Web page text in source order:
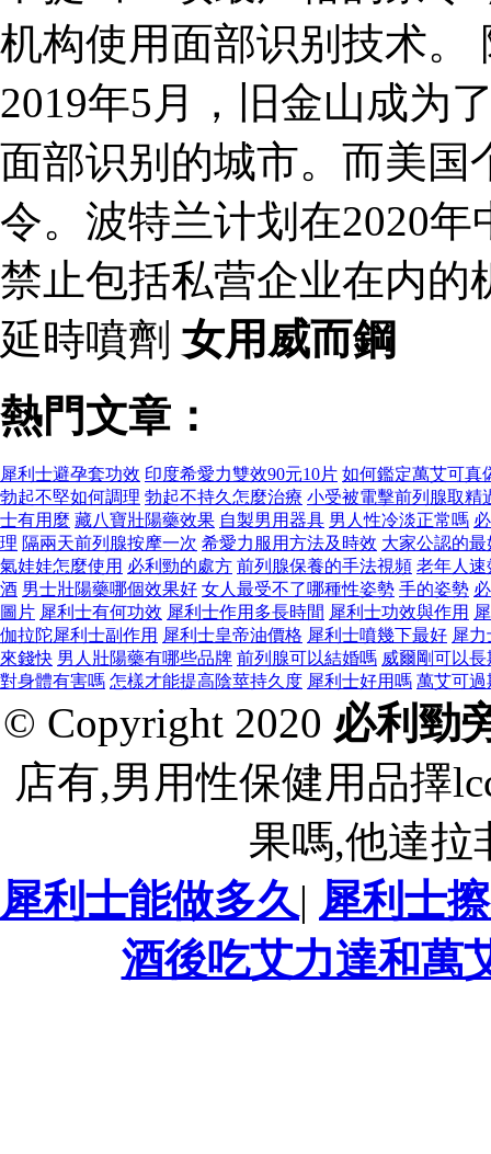
机构使用面部识别技术。
2019年5月，旧金山成为
面部识别的城市。而美国
令。波特兰计划在2020
禁止包括私营企业在内的
延時噴劑 女用威而鋼
熱門文章：
犀利士避孕套功效 印度希愛力雙效90元10片 如何鑑定萬艾可真
勃起不堅如何調理 勃起不持久怎麼治療 小受被電擊前列腺取精
士有用麼 藏八寶壯陽藥效果 自製男用器具 男人性冷淡正常嗎
理 隔兩天前列腺按摩一次 希愛力服用方法及時效 大家公認的
氣娃娃怎麼使用 必利勁的處方 前列腺保養的手法視頻 老年人速
酒 男士壯陽藥哪個效果好 女人最受不了哪種性姿勢 手的姿勢
圖片 犀利士有何功效 犀利士作用多長時間 犀利士功效與作用
伽拉陀犀利士副作用 犀利士皇帝油價格 犀利士噴幾下最好 犀
來錢快 男人壯陽藥有哪些品牌 前列腺可以結婚嗎 威爾剛可以
對身體有害嗎 怎樣才能提高陰莖持久度 犀利士好用嗎 萬艾可過
© Copyright 2020 必利勁
店有,男用性保健用品擇
果嗎,他達拉
犀利士能做多久| 犀利士
酒後吃艾力達和萬